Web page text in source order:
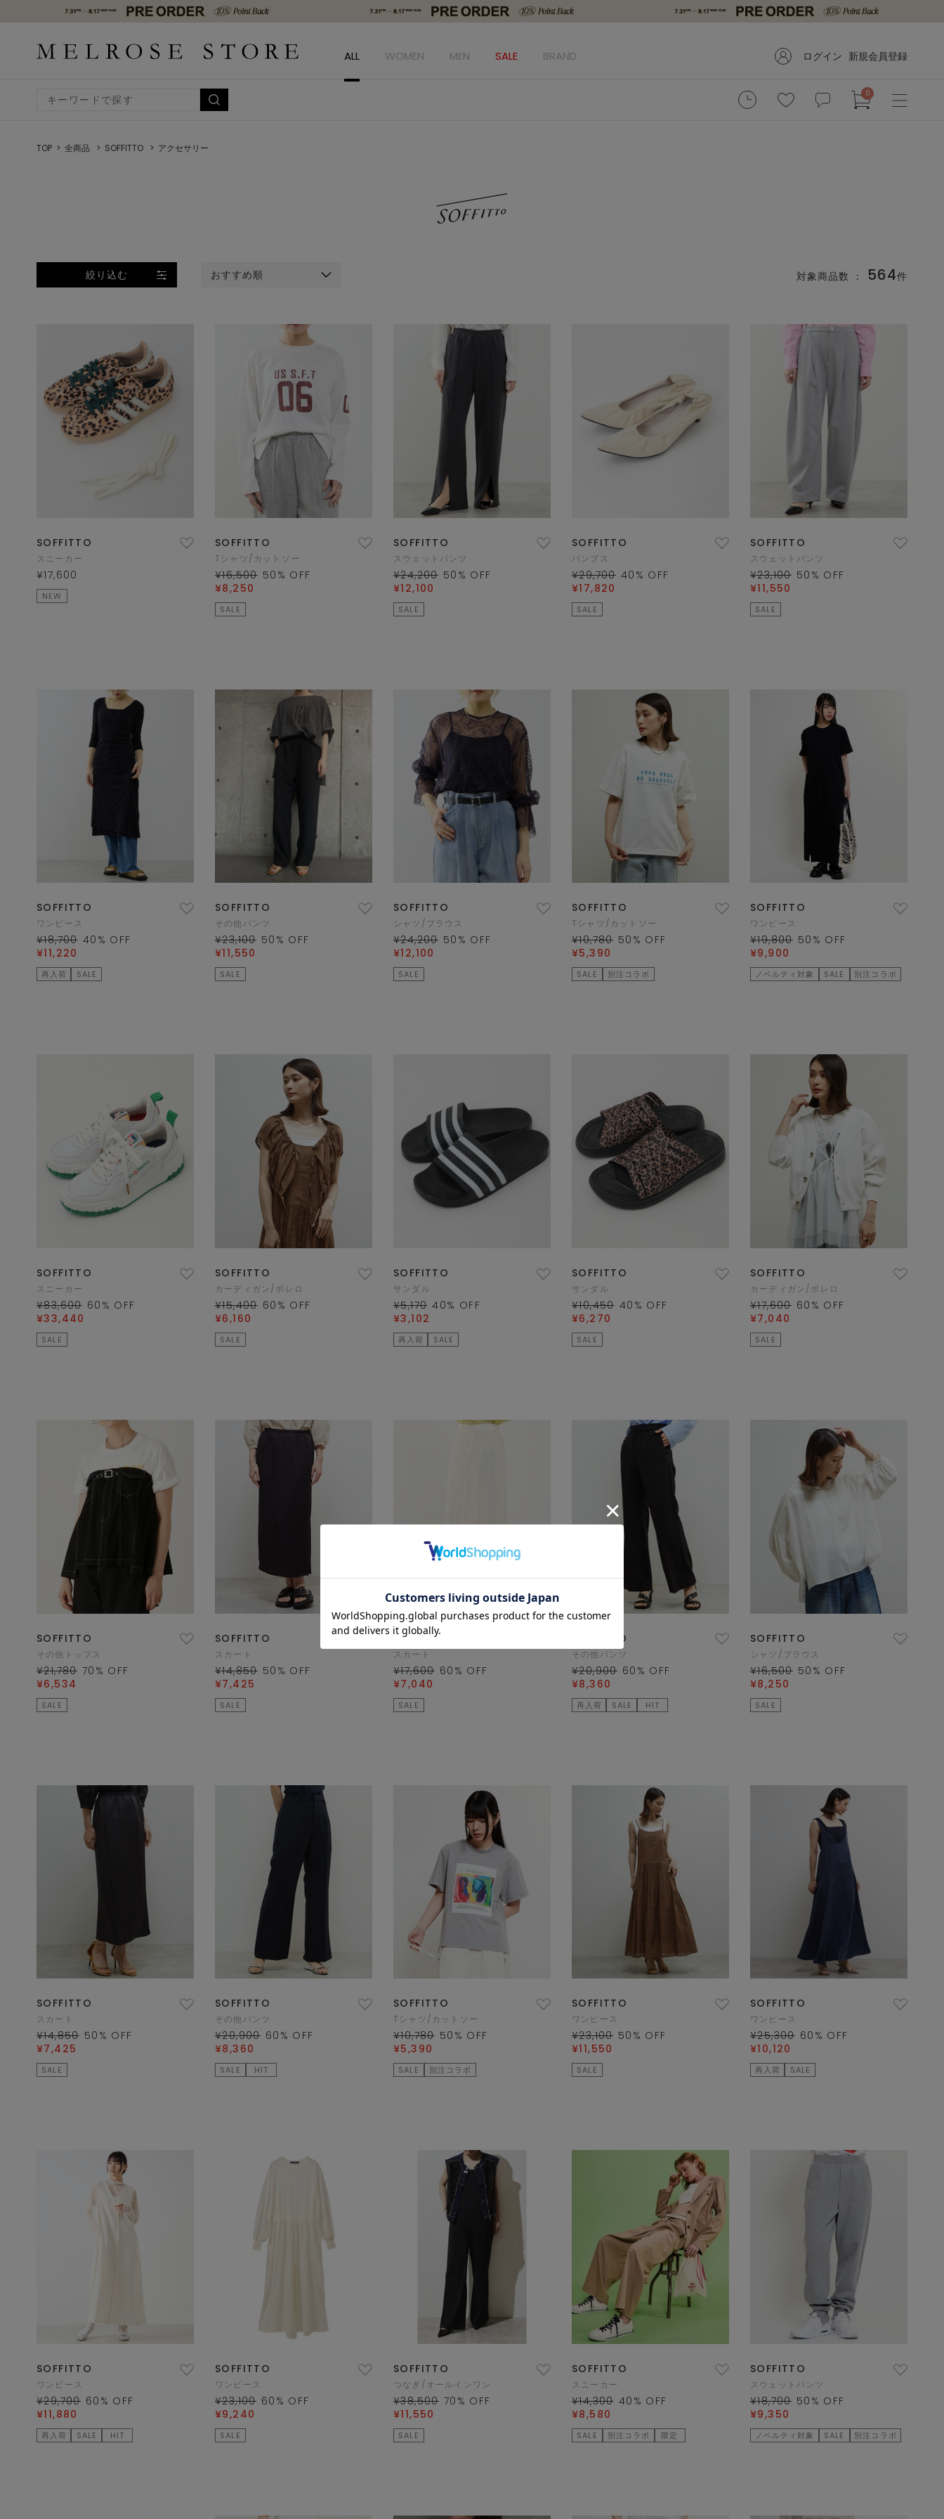
ALL WOMEN MEN SALE BRAND ログイン 新規会員登録
0
TOP 全商品 SOFFITTO アクセサリー
絞り込む おすすめ順 対象商品数 ： 564件
SOFFITTO
スニーカー
¥17,600
NEW
SOFFITTO
Tシャツ/カットソー
¥16,500 50 % OFF
¥8,250
SALE
SOFFITTO
スウェットパンツ
¥24,200 50 % OFF
¥12,100
SALE
SOFFITTO
パンプス
¥29,700 40 % OFF
¥17,820
SALE
SOFFITTO
スウェットパンツ
¥23,100 50 % OFF
¥11,550
SALE
SOFFITTO
ワンピース
¥18,700 40 % OFF
¥11,220
再入荷 SALE
SOFFITTO
その他パンツ
¥23,100 50 % OFF
¥11,550
SALE
SOFFITTO
シャツ/ブラウス
¥24,200 50 % OFF
¥12,100
SALE
SOFFITTO
Tシャツ/カットソー
¥10,780 50 % OFF
¥5,390
SALE 別注コラボ
SOFFITTO
ワンピース
¥19,800 50 % OFF
¥9,900
ノベルティ対象 SALE 別注コラボ
SOFFITTO
スニーカー
¥83,600 60 % OFF
¥33,440
SALE
SOFFITTO
カーディガン/ボレロ
¥15,400 60 % OFF
¥6,160
SALE
SOFFITTO
サンダル
¥5,170 40% OFF
¥3,102
再入荷 SALE
SOFFITTO
サンダル
¥10,450 40 % OFF
¥6,270
SALE
SOFFITTO
カーディガン/ボレロ
¥17,600 60 % OFF
¥7,040
SALE
SOFFITTO
その他トップス
¥21,780 70 % OFF
¥6,534
SALE
SOFFITTO
スカート
¥14,850 50 % OFF
¥7,425
SALE
SOFFITTO
スカート
¥17,600 60 % OFF
¥7,040
SALE
SOFFITTO
その他パンツ
¥20,900 60 % OFF
¥8,360
再入荷 SALE HIT
SOFFITTO
シャツ/ブラウス
¥16,500 50 % OFF
¥8,250
SALE
SOFFITTO
スカート
¥14,850 50 % OFF
¥7,425
SALE
SOFFITTO
その他パンツ
¥20,900 60 % OFF
¥8,360
SALE HIT
SOFFITTO
Tシャツ/カットソー
¥10,780 50 % OFF
¥5,390
SALE 別注コラボ
SOFFITTO
ワンピース
¥23,100 50 % OFF
¥11,550
SALE
SOFFITTO
ワンピース
¥25,300 60 % OFF
¥10,120
再入荷 SALE
SOFFITTO
ワンピース
¥29,700 60 % OFF
¥11,880
再入荷 SALE HIT
SOFFITTO
ワンピース
¥23,100 60 % OFF
¥9,240
SALE
SOFFITTO
つなぎ/オールインワン
¥38,500 70 % OFF
¥11,550
SALE
SOFFITTO
スニーカー
¥14,300 40 % OFF
¥8,580
SALE 別注コラボ 限定
SOFFITTO
スウェットパンツ
¥18,700 50 % OFF
¥9,350
ノベルティ対象 SALE 別注コラボ